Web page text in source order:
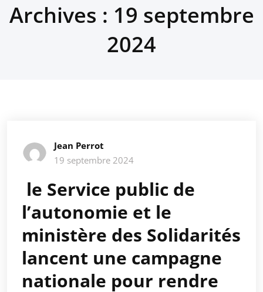
Archives : 19 septembre
2024
Jean Perrot
19 septembre 2024
le Service public de
l’autonomie et le
ministère des Solidarités
lancent une campagne
nationale pour rendre